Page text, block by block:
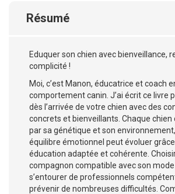
Résumé
Eduquer son chien avec bienveillance,
complicité !
Moi, c’est Manon, éducatrice et coach
comportement canin. J’ai écrit ce livre
dès l’arrivée de votre chien avec des
concrets et bienveillants. Chaque chien
par sa génétique et son
équilibre émotionnel peut évoluer
éducation adaptée et cohérente.
compagnon compatible avec son
s’entourer de professionnels
prévenir de nombreuses difficultés.